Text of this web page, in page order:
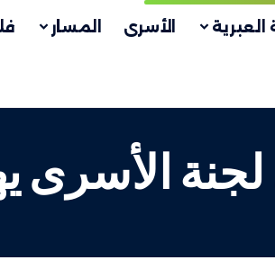
العبرية الأسرى المسار
لجنة